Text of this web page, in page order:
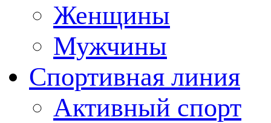
Женщины
Мужчины
Спортивная линия
Активный спорт